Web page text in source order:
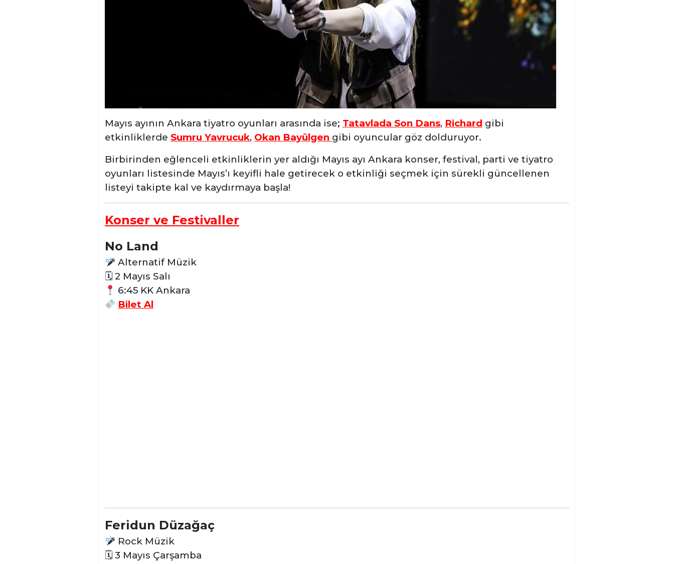
Mayıs ayının Ankara tiyatro oyunları arasında ise; Tatavlada Son Dans, Richard gibi
etkinliklerde Sumru Yavrucuk, Okan Bayülgen gibi oyuncular göz dolduruyor.
Birbirinden eğlenceli etkinliklerin yer aldığı Mayıs ayı Ankara konser, festival, parti ve tiyatro
oyunları listesinde Mayıs’ı keyifli hale getirecek o etkinliği seçmek için sürekli güncellenen
listeyi takipte kal ve kaydırmaya başla!
Konser ve Festivaller
No Land
Alternatif Müzik
🗓 2 Mayıs Salı
6:45 KK Ankara
Bilet Al
Feridun Düzağaç
Rock Müzik
🗓 3 Mayıs Çarşamba